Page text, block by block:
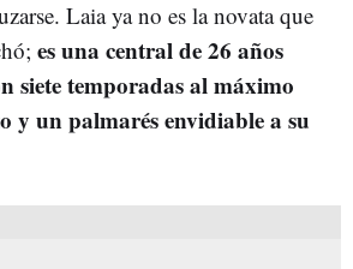
Laia ya no es la novata que
es una central de 26 años
siete temporadas al máximo
y un palmarés envidiable a su